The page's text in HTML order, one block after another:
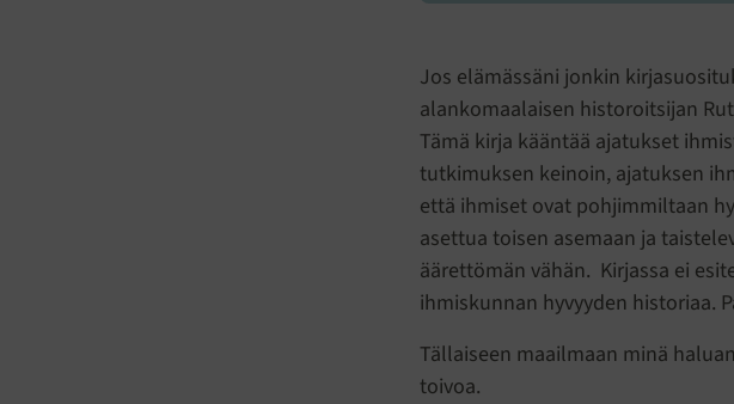
Jos elämässäni jonkin
alankomaalaisen historoitsijan
Tämä kirja kääntää ajatukset
tutkimuksen keinoin, ajatuksen
että ihmiset ovat pohjimmiltaan
asettua toisen asemaan ja
äärettömän vähän. Kirjassa ei
ihmiskunnan hyvyyden historiaa.
Tällaiseen maailmaan minä
toivoa.